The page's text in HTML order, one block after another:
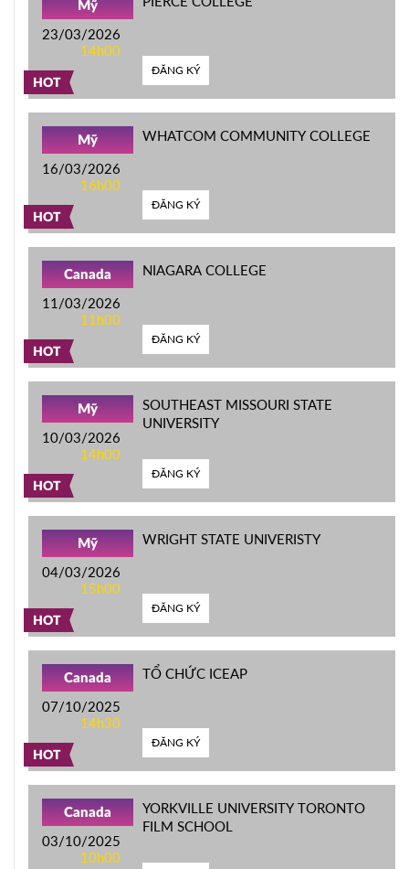
HOT
Mỹ
23/03/2026
14h00
ĐĂNG KÝ
HOT
Mỹ
16/03/2026
16h00
WHATCOM COMMUNITY COLLEGE
ĐĂNG KÝ
HOT
Canada
11/03/2026
11h00
NIAGARA COLLEGE
ĐĂNG KÝ
HOT
Mỹ
10/03/2026
14h00
SOUTHEAST MISSOURI STATE
UNIVERSITY
ĐĂNG KÝ
HOT
Mỹ
04/03/2026
15h00
WRIGHT STATE UNIVERISTY
ĐĂNG KÝ
HOT
Canada
07/10/2025
14h30
TỔ CHỨC ICEAP
ĐĂNG KÝ
Canada
03/10/2025
10h00
YORKVILLE UNIVERSITY TORONTO
FILM SCHOOL